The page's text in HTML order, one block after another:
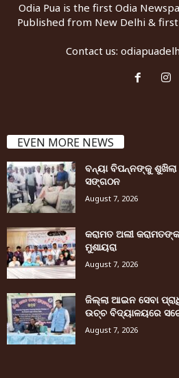
Odia Pua is the first Odia
Published from New Delhi &
Contact us:
EVEN MORE NEWS
ବନ୍ୟା ବିପନ୍ନଙ୍କୁ ଶୁଖିଲା
ସଙ୍ଗଠନ
August 7, 2026
କରାମତ ଅଲୀ
ମୁଶାୟରା
August 7, 2026
ଜିଲ୍ଲା ଆଇନ ସେବା
ଉଚ୍ଚ ବିଦ୍ୟାଳୟରେ
August 7, 2026